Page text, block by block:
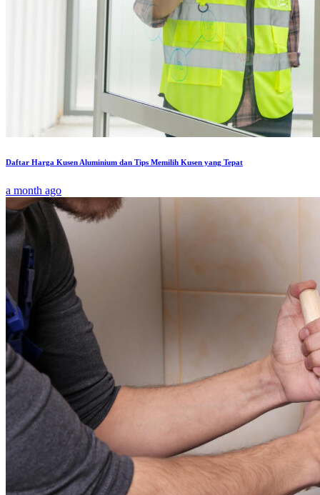
Daftar Harga Kusen Aluminium dan Tips Memilih Kusen yang Tepat
a month ago